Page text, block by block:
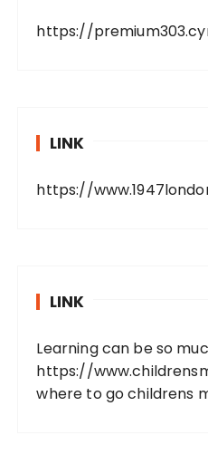
https://
LINK
https://
LINK
Learning can be so
https://
where to go childrens